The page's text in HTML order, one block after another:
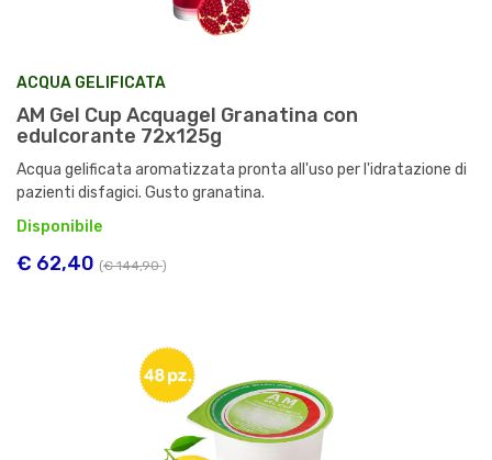
ACQUA GELIFICATA
AM Gel Cup Acquagel Granatina con
edulcorante 72x125g
Acqua gelificata aromatizzata pronta all'uso per l'idratazione di
pazienti disfagici. Gusto granatina.
Disponibile
€ 62,40 (€ 144,90)